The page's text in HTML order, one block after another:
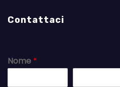
Contattaci
Nome *